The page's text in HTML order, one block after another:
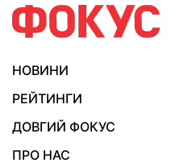
НОВИНИ
РЕЙТИНГИ
ДОВГИЙ ФОКУС
ПРО НАС